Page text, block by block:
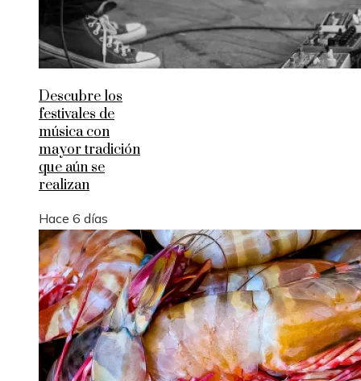
Descubre los
festivales de
música con
mayor tradición
que aún se
realizan
Hace 6 días